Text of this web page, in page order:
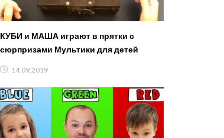
КУБИ и МАША играют в прятки с
сюрпризами Мультики для детей
14.09.2019